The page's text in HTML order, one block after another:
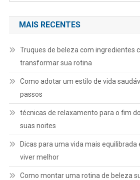
MAIS RECENTES
Truques de beleza com ingredientes
transformar sua rotina
Como adotar um estilo de vida
passos
técnicas de relaxamento para o fim
suas noites
Dicas para uma vida mais equilibrada
viver melhor
Como montar uma rotina de beleza